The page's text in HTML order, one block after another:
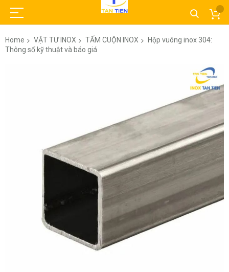
Home VẬT TƯ INOX TẤM CUỘN INOX
Hộp vuông inox 304:
Thông số kỹ thuật và báo giá